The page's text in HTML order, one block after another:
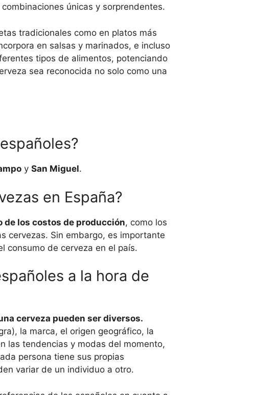
únicas y sorprendentes.
tradicionales como en platos más
en salsas y marinados, e incluso
tipos de alimentos, potenciando
sea reconocida no solo como una
y San Miguel.
en España?
de los costos de producción, como los
cervezas. Sin embargo, es importante
consumo de cerveza en el país.
a la hora de
cerveza pueden ser diversos.
la marca, el origen geográfico, la
las tendencias y modas del momento,
persona tiene sus propias
variar de un individuo a otro.